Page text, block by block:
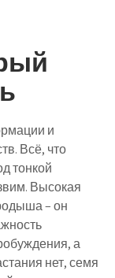
и
Всё, что
тонкой
Высокая
– он
а
нет, семя